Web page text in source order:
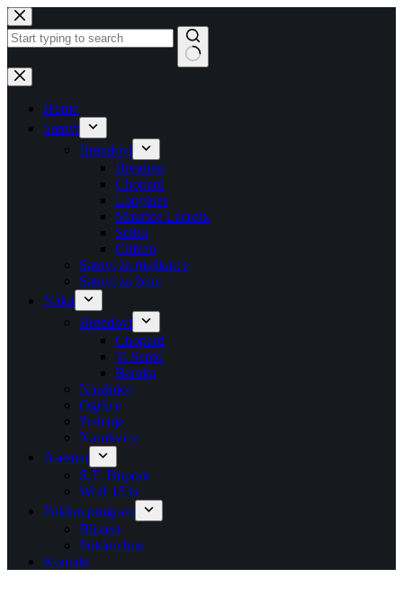
Skip
to
content
No
results
Home
Satovi
Brendovi
Breitling
Chopard
Longines
Maurice Lacroix
Seiko
Citizen
Satovi za muškarce
Satovi za žene
Nakit
Brendovi
Chopard
Ti Sento
Baraka
Naušnice
Ogrlice
Prstenje
Narukvice
Asesoar
S.T. Dupont
Wolf 1834
Poklon program
Blisteri
Poklon bon
Kontakt